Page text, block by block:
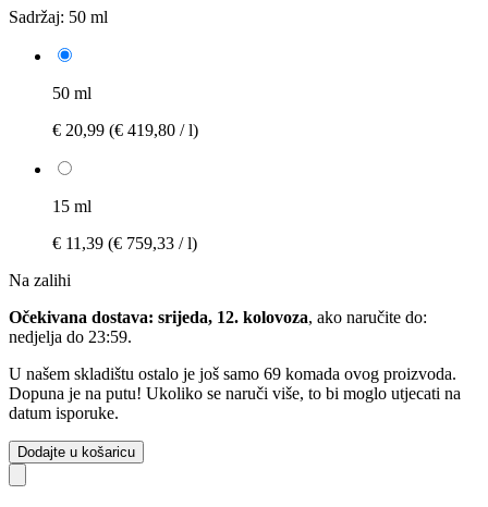
Sadržaj: 50 ml
50 ml
€ 20,99 (€ 419,80 / l)
15 ml
€ 11,39 (€ 759,33 / l)
Na zalihi
Očekivana dostava: srijeda, 12. kolovoza, ako naručite do:
nedjelja do 23:59.
U našem skladištu ostalo je još samo 69 komada ovog proizvoda.
Dopuna je na putu! Ukoliko se naruči više, to bi moglo utjecati na
datum isporuke.
Dodajte u košaricu